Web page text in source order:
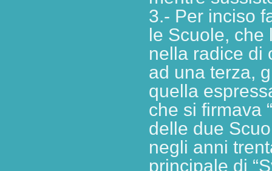
3.- Per inciso
le Scuole, che
nella radice di
ad una terza,
quella
che si firmava
delle due
negli anni
principale di